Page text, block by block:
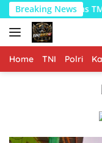
Langsung
ke
konten
Breaking News
Kodim 1002/HST
Home TNI Polri